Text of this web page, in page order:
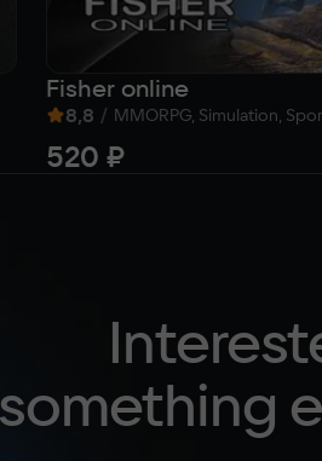
Fisher online
8,8 / MMORPG, Simulation,
520 ₽
something